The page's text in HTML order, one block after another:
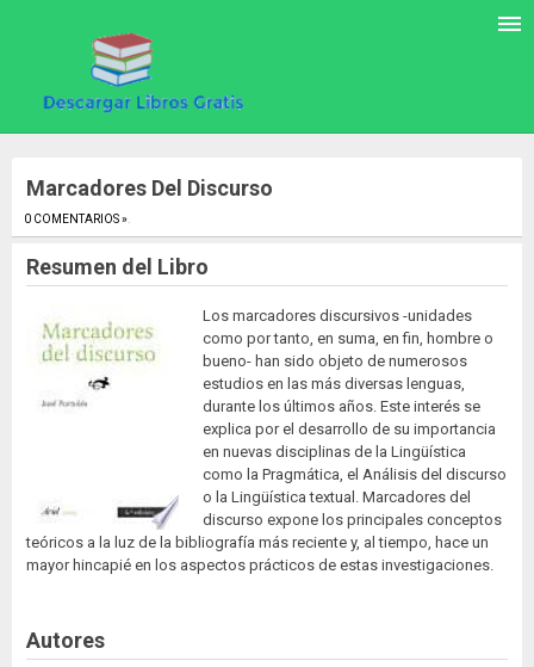
Marcadores Del Discurso
0 COMENTARIOS ».
Resumen del Libro
Los marcadores discursivos -unidades
como por tanto, en suma, en fin, hombre o
bueno- han sido objeto de numerosos
estudios en las más diversas lenguas,
durante los últimos años. Este interés se
explica por el desarrollo de su importancia
en nuevas disciplinas de la Lingüística
como la Pragmática, el Análisis del discurso
o la Lingüística textual. Marcadores del
discurso expone los principales conceptos
teóricos a la luz de la bibliografía más reciente y, al tiempo, hace un
mayor hincapié en los aspectos prácticos de estas investigaciones.
Autores